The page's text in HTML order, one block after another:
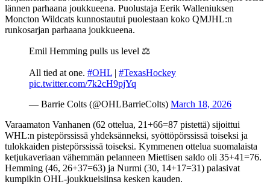
lännen parhaana joukkueena. Puolustaja Eerik Walleniuksen
Moncton Wildcats kunnostautui puolestaan koko QMJHL:n
runkosarjan parhaana joukkueena.
Emil Hemming pulls us level ⚖️
All tied at one. #OHL | #TexasHockey
pic.twitter.com/7k2cH9pjYq
— Barrie Colts (@OHLBarrieColts) March 18, 2026
Varaamaton Vanhanen (62 ottelua, 21+66=87 pistettä) sijoittui
WHL:n pistepörssissä yhdeksänneksi, syöttöpörssissä toiseksi ja
tulokkaiden pistepörssissä toiseksi. Kymmenen ottelua suomalaista
ketjukaveriaan vähemmän pelanneen Miettisen saldo oli 35+41=76.
Hemming (46, 26+37=63) ja Nurmi (30, 14+17=31) palasivat
kumpikin OHL-joukkueisiinsa kesken kauden.